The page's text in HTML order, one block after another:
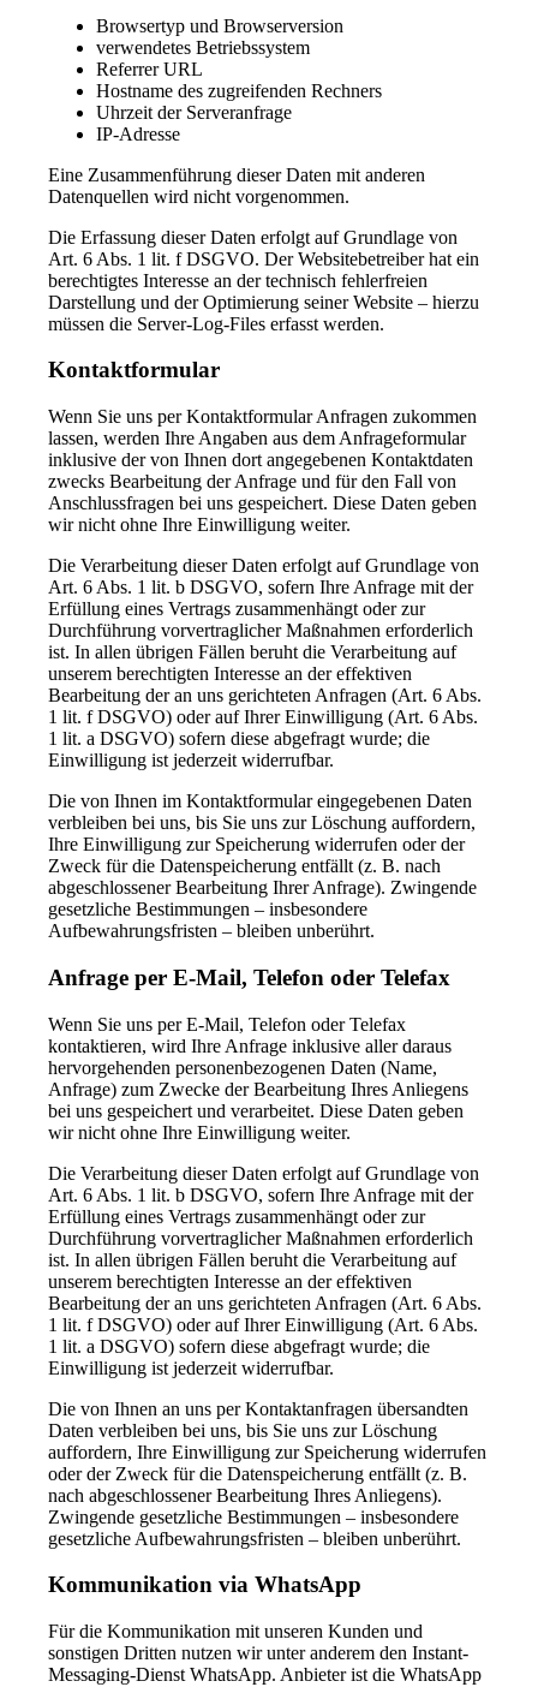
Browsertyp und Browserversion
verwendetes Betriebssystem
Referrer URL
Hostname des zugreifenden Rechners
Uhrzeit der Serveranfrage
IP-Adresse
Eine Zusammenführung dieser Daten mit anderen
Datenquellen wird nicht vorgenommen.
Die Erfassung dieser Daten erfolgt auf Grundlage von
Art. 6 Abs. 1 lit. f DSGVO. Der Websitebetreiber hat ein
berechtigtes Interesse an der technisch fehlerfreien
Darstellung und der Optimierung seiner Website – hierzu
müssen die Server-Log-Files erfasst werden.
Kontaktformular
Wenn Sie uns per Kontaktformular Anfragen zukommen
lassen, werden Ihre Angaben aus dem Anfrageformular
inklusive der von Ihnen dort angegebenen Kontaktdaten
zwecks Bearbeitung der Anfrage und für den Fall von
Anschlussfragen bei uns gespeichert. Diese Daten geben
wir nicht ohne Ihre Einwilligung weiter.
Die Verarbeitung dieser Daten erfolgt auf Grundlage von
Art. 6 Abs. 1 lit. b DSGVO, sofern Ihre Anfrage mit der
Erfüllung eines Vertrags zusammenhängt oder zur
Durchführung vorvertraglicher Maßnahmen erforderlich
ist. In allen übrigen Fällen beruht die Verarbeitung auf
unserem berechtigten Interesse an der effektiven
Bearbeitung der an uns gerichteten Anfragen (Art. 6 Abs.
1 lit. f DSGVO) oder auf Ihrer Einwilligung (Art. 6 Abs.
1 lit. a DSGVO) sofern diese abgefragt wurde; die
Einwilligung ist jederzeit widerrufbar.
Die von Ihnen im Kontaktformular eingegebenen Daten
verbleiben bei uns, bis Sie uns zur Löschung auffordern,
Ihre Einwilligung zur Speicherung widerrufen oder der
Zweck für die Datenspeicherung entfällt (z. B. nach
abgeschlossener Bearbeitung Ihrer Anfrage). Zwingende
gesetzliche Bestimmungen – insbesondere
Aufbewahrungsfristen – bleiben unberührt.
Anfrage per E-Mail, Telefon oder Telefax
Wenn Sie uns per E-Mail, Telefon oder Telefax
kontaktieren, wird Ihre Anfrage inklusive aller daraus
hervorgehenden personenbezogenen Daten (Name,
Anfrage) zum Zwecke der Bearbeitung Ihres Anliegens
bei uns gespeichert und verarbeitet. Diese Daten geben
wir nicht ohne Ihre Einwilligung weiter.
Die Verarbeitung dieser Daten erfolgt auf Grundlage von
Art. 6 Abs. 1 lit. b DSGVO, sofern Ihre Anfrage mit der
Erfüllung eines Vertrags zusammenhängt oder zur
Durchführung vorvertraglicher Maßnahmen erforderlich
ist. In allen übrigen Fällen beruht die Verarbeitung auf
unserem berechtigten Interesse an der effektiven
Bearbeitung der an uns gerichteten Anfragen (Art. 6 Abs.
1 lit. f DSGVO) oder auf Ihrer Einwilligung (Art. 6 Abs.
1 lit. a DSGVO) sofern diese abgefragt wurde; die
Einwilligung ist jederzeit widerrufbar.
Die von Ihnen an uns per Kontaktanfragen übersandten
Daten verbleiben bei uns, bis Sie uns zur Löschung
auffordern, Ihre Einwilligung zur Speicherung widerrufen
oder der Zweck für die Datenspeicherung entfällt (z. B.
nach abgeschlossener Bearbeitung Ihres Anliegens).
Zwingende gesetzliche Bestimmungen – insbesondere
gesetzliche Aufbewahrungsfristen – bleiben unberührt.
Kommunikation via WhatsApp
Für die Kommunikation mit unseren Kunden und
sonstigen Dritten nutzen wir unter anderem den Instant-
Messaging-Dienst WhatsApp. Anbieter ist die WhatsApp